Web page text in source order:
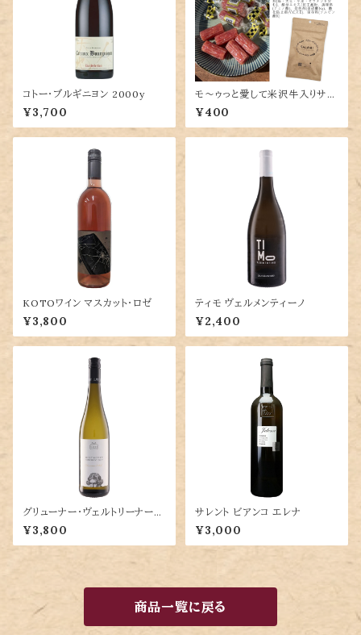
コトー・ブルギニヨン 2000y
¥3,700
モ～ゥっと愛して米沢牛入りサラ
ミ
¥400
KOTOワイン マスカット・ロゼ
¥3,800
ティモ ヴェルメンティーノ
¥2,400
グリューナー・ヴェルトリーナー
ベートーヴェン 第九 ラベル
¥3,800
サレント ビアンコ エレナ
¥3,000
商品一覧に戻る